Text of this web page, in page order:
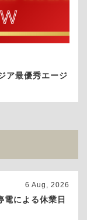
最優秀エージ
6 Aug, 2026
による休業日